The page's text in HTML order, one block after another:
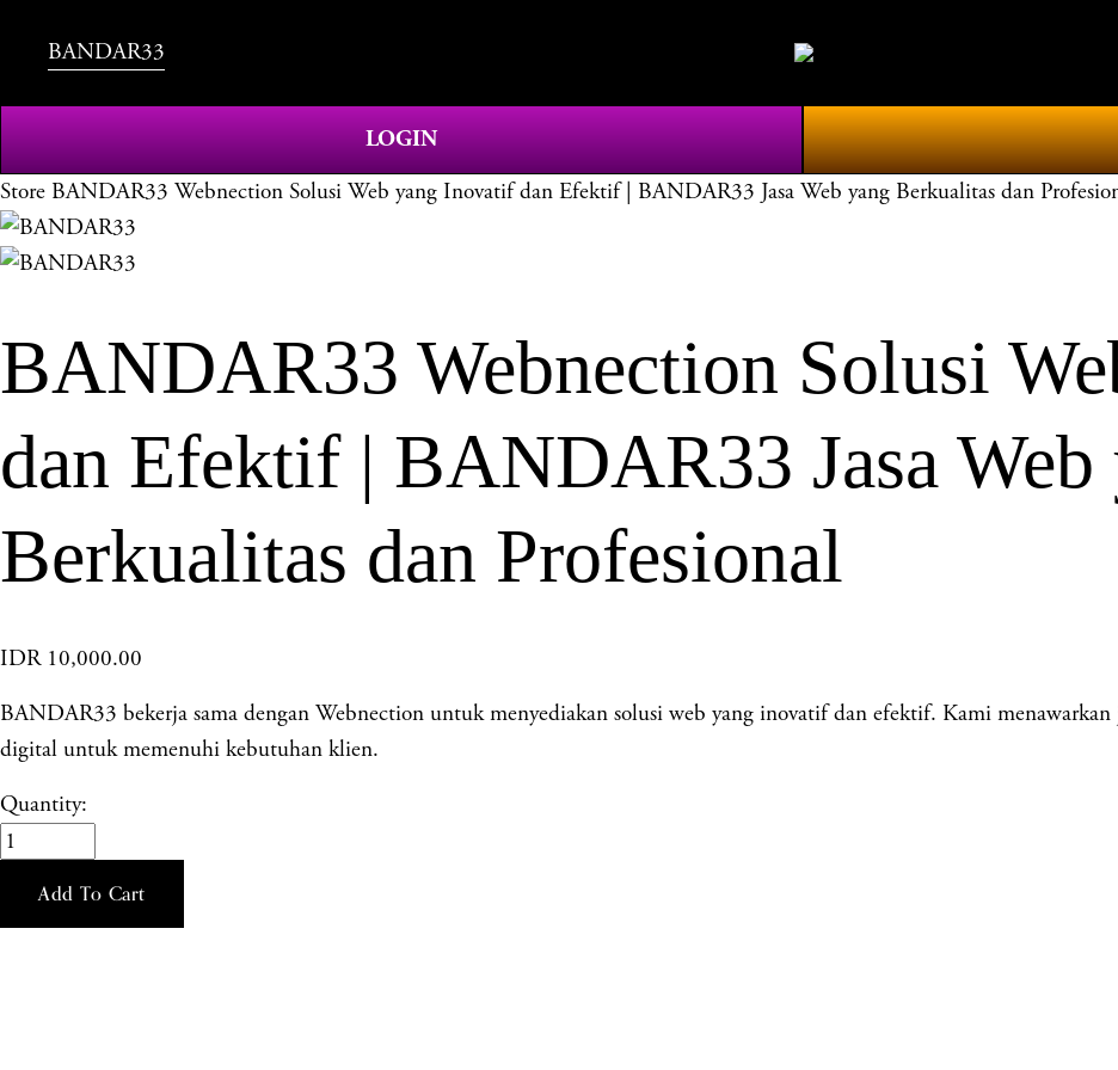
BANDAR33
LOGIN
Store BANDAR33 Webnection Solusi Web yang Inovatif dan Efektif | BANDAR33 Jasa Web yang Berkualitas dan
BANDAR33 Webnection Solusi
dan Efektif | BANDAR33 Jasa Web
Berkualitas dan Profesional
IDR 10,000.00
BANDAR33 bekerja sama dengan Webnection untuk menyediakan solusi web yang inovatif dan efektif. Kami menawarkan
digital untuk memenuhi kebutuhan klien.
Quantity:
Add To Cart